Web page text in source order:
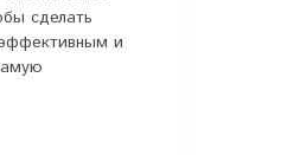
сделать
и